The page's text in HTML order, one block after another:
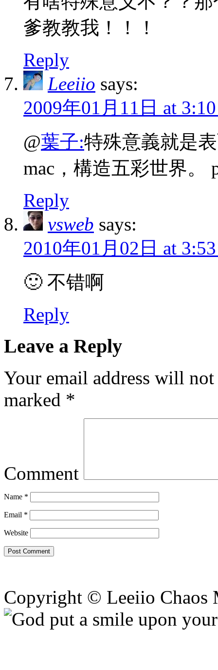
爹教教我！！！
Reply
Leeiio says:
2009年01月11日 at
@葉子:特殊意義就是
mac，構造五彩世界。
Reply
vsweb says:
2010年01月02日 at
🙂 不错啊
Reply
Leave a Reply
Your email address will
marked *
Comment
Name *
Email *
Website
Copyright © Leeiio Chaos